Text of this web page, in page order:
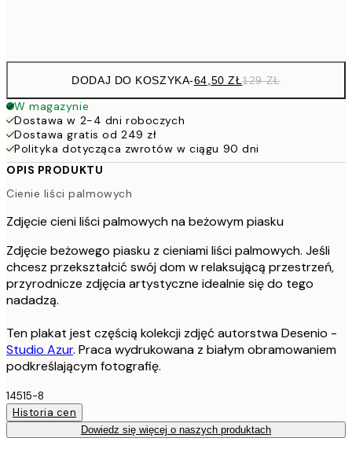
DODAJ DO KOSZYKA-64,50 ZŁ129 ZŁ
W magazynie
Dostawa w 2-4 dni roboczych
Dostawa gratis od 249 zł
Polityka dotycząca zwrotów w ciągu 90 dni
OPIS PRODUKTU
Cienie liści palmowych
Zdjęcie cieni liści palmowych na beżowym piasku
Zdjęcie beżowego piasku z cieniami liści palmowych. Jeśli
chcesz przekształcić swój dom w relaksującą przestrzeń,
przyrodnicze zdjęcia artystyczne idealnie się do tego
nadadzą.
Ten plakat jest częścią kolekcji zdjęć autorstwa Desenio -
Studio Azur. Praca wydrukowana z białym obramowaniem
podkreślającym fotografię.
14515-8
Historia cen
Dowiedz się więcej o naszych produktach